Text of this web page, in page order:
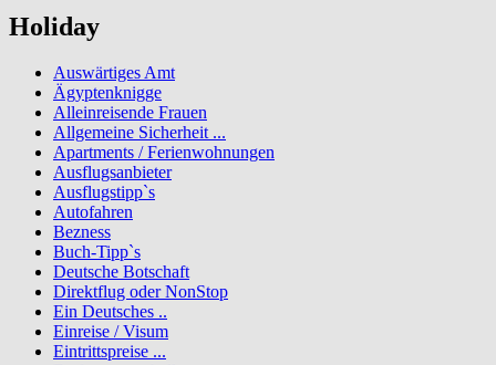
Holiday
Auswärtiges Amt
Ägyptenknigge
Alleinreisende Frauen
Allgemeine Sicherheit ...
Apartments / Ferienwohnungen
Ausflugsanbieter
Ausflugstipp`s
Autofahren
Bezness
Buch-Tipp`s
Deutsche Botschaft
Direktflug oder NonStop
Ein Deutsches ..
Einreise / Visum
Eintrittspreise ...